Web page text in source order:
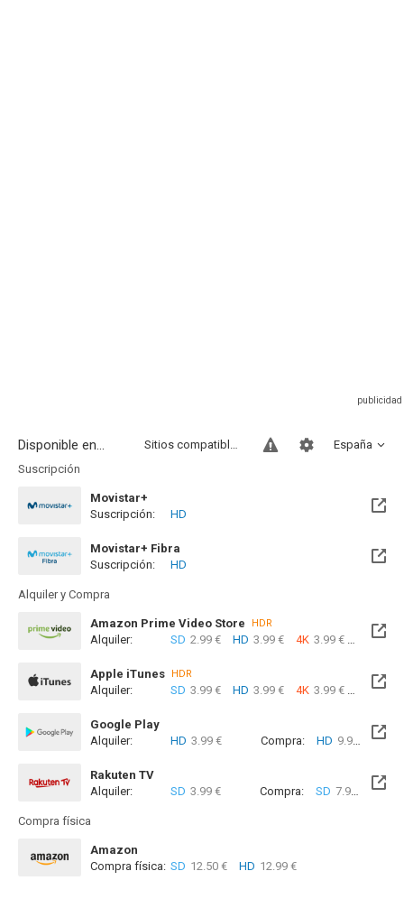
Disponible en... España
Sitios compatibles
Suscripción
Movistar+
Disponible hasta el Lun, 31 Ago 2026 (Quedan 26 días)
Suscripción: HD
Movistar+ Fibra
Disponible hasta el Lun, 31 Ago 2026 (Quedan 26 días)
Suscripción: HD
Alquiler y Compra
Amazon Prime Video Store HDR
Alquiler: SD 2.99 € HD 3.99 € 4K 3.99 €
Apple iTunes HDR
Alquiler: SD 3.99 € HD 3.99 € 4K 3.99 €
Google Play
Alquiler:
HD 3.99 € Compra: HD 9.99 €
Rakuten TV
Alquiler:
SD 3.99 € Compra: SD 7.99 €
Compra física
Amazon
Compra física: SD 12.50 € HD 12.99 €